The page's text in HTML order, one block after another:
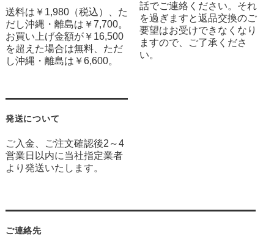
送料は￥1,980（税込）、た
だし沖縄・離島は￥7,700。
お買い上げ金額が￥16,500
を超えた場合は無料、ただ
し沖縄・離島は￥6,600。
発送について
ご入金、ご注文確認後2～4
営業日以内に当社指定業者
より発送いたします。
話でご連絡ください。それ
を過ぎますと返品交換のご
要望はお受けできなくなり
ますので、ご了承くださ
い。
ご連絡先